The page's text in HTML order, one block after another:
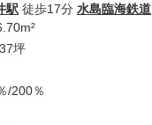
駅 徒歩17分 水島臨海鉄道
坪
/200％